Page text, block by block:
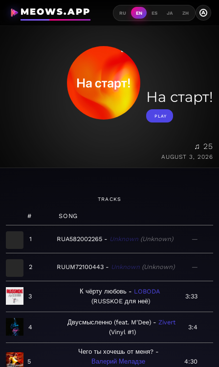
MEOWS.APP RU EN ES JA ZH A
На старт!
PLAY
♫ 25
AUGUST 3, 2026
TRACKS
# SONG
1 RUA582002265 Unknown Unknown —
2 RUUM72100443 Unknown Unknown —
3
К чёрту любовь
LOBODA
RUSSKOE для неё
3:33
4
Двусмысленно (feat. M'Dee)
Zivert
Vinyl #1
3:4
5
Чего ты хочешь от меня?
Валерий Меладзе
4:30